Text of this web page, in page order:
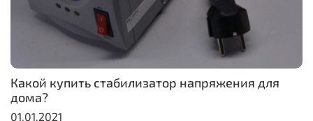
Какой купить стабилизатор напряжения для
дома?
01.01.2021